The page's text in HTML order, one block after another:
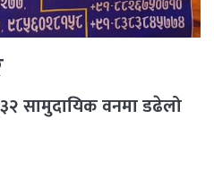
सामुदायिक वनमा डढेलो